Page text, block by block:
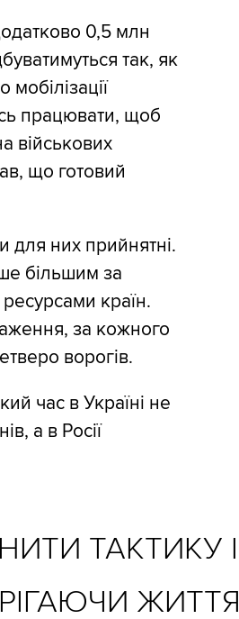
0,5 млн
так, як
працювати, щоб
військових
що готовий
для них прийнятні.
більшим за
країн.
за кожного
ворогів.
час в Україні не
а в Росії
ТАКТИКУ І
ЖИТТЯ